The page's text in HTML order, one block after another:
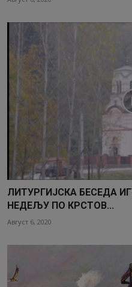
ЛИТУРГИЈСКА БЕСЕДА
НЕДЕЉУ ПО КРСТОВ...
Август 6, 2020